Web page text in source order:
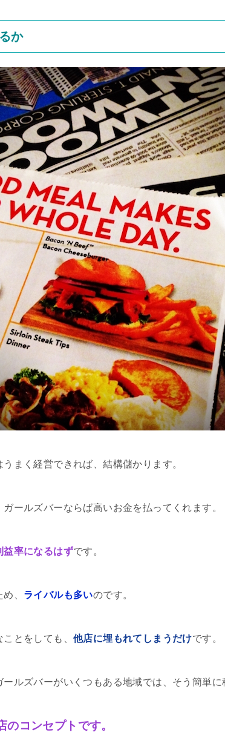
か
まく経営できれば、結構儲かります。
ールズバーならば高いお金を払ってくれます。
益率になるはずです。
、 ライバルも多いのです。
とをしても、 他店に埋もれてしまうだけです。
ルズバーがいくつもある地域では、そう簡単に
のコンセプトです。